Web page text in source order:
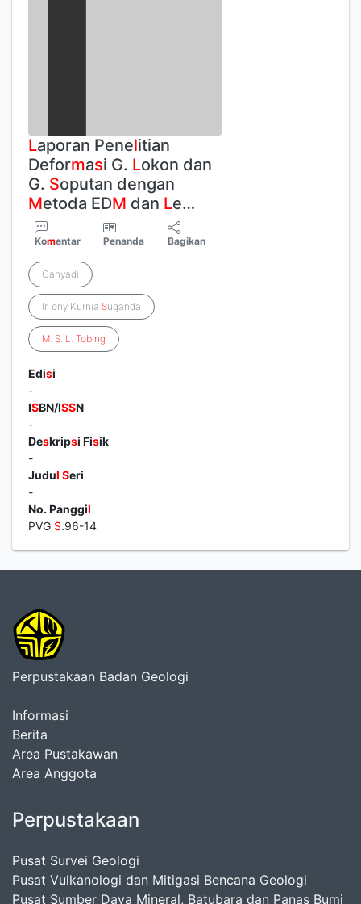
Laporan Penelitian
Deformasi G. Lokon dan
G. Soputan dengan
Metoda EDM dan Le…
Komentar Penanda Bagikan
Cahyadi
Ir. ony Kurnia Suganda
M. S. L. Tobing
Edisi
-
ISBN/ISSN
-
Deskripsi Fisik
-
Judul Seri
-
No. Panggil
PVG S.96-14
Perpustakaan Badan Geologi
Informasi
Berita
Area Pustakawan
Area Anggota
Perpustakaan
Pusat Survei Geologi
Pusat Vulkanologi dan Mitigasi Bencana Geologi
Pusat Sumber Daya Mineral, Batubara dan Panas Bumi